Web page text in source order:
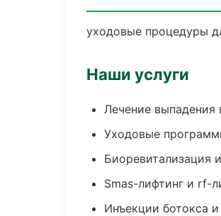
уходовые процедуры
Наши услуги
Лечение выпадения
Уходовые
Биоревитализация
Smas-лифтинг и rf-
Инъекции ботокса